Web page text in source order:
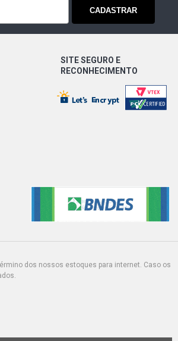
CADASTRAR
SITE SEGURO E
RECONHECIMENTO
dos nossos estoques para internet. Caso os